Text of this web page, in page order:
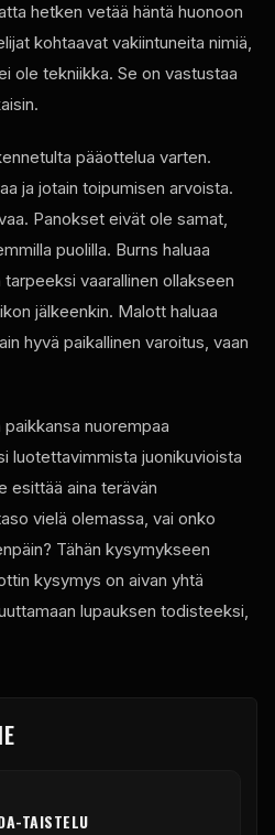
hetken vetää häntä huonoon
kohtaavat vakiintuneita nimiä,
ole tekniikka. Se on vastustaa
pääottelua varten.
ja jotain toipumisen arvoista.
Panokset eivät ole samat,
puolilla. Burns haluaa
vaarallinen ollakseen
jälkeenkin. Malott haluaa
hyvä paikallinen varoitus, vaan
nuorempaa
luotettavimmista juonikuvioista
esittää aina terävän
vielä olemassa, vai onko
Tähän kysymykseen
kysymys on aivan yhtä
lupauksen todisteeksi,
TAISTELU